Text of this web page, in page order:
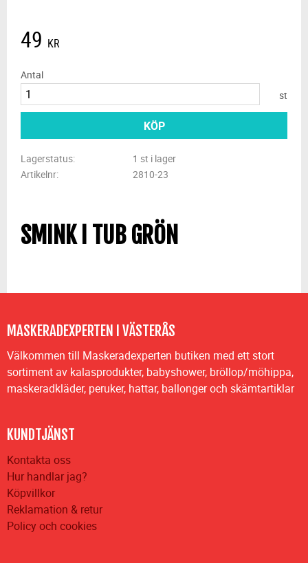
49 KR
Antal
st
KÖP
Lagerstatus
1 st i lager
Artikelnr
2810-23
SMINK I TUB GRÖN
MASKERADEXPERTEN I VÄSTERÅS
Välkommen till Maskeradexperten butiken med ett stort
sortiment av kalasprodukter, babyshower, bröllop/möhippa,
maskeradkläder, peruker, hattar, ballonger och skämtartiklar
KUNDTJÄNST
Kontakta oss
Hur handlar jag?
Köpvillkor
Reklamation & retur
Policy och cookies